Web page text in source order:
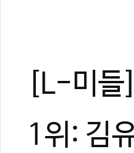
[L-미들]
1위: 김